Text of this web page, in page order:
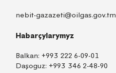
nebit-gazazeti@oilgas.gov.tm
Habarçylarymyz
Balkan: +993 222 6-09-01
Daşoguz: +993 346 2-48-90